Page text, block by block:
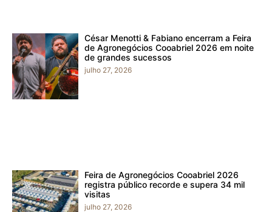
César Menotti & Fabiano encerram a Feira
de Agronegócios Cooabriel 2026 em noite
de grandes sucessos
julho 27, 2026
Feira de Agronegócios Cooabriel 2026
registra público recorde e supera 34 mil
visitas
julho 27, 2026